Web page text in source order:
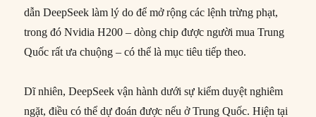
dẫn DeepSeek làm lý do để mở rộng các lệnh trừng phạt,
trong đó Nvidia H200 – dòng chip được người mua Trung
Quốc rất ưa chuộng – có thể là mục tiêu tiếp theo.
Dĩ nhiên, DeepSeek vận hành dưới sự kiểm duyệt nghiêm
ngặt, điều có thể dự đoán được nếu ở Trung Quốc. Hiện tại